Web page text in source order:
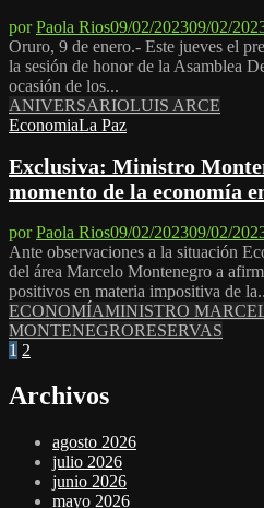
porPaola Rios09/02/202309/02/
Oruro, 9 de enero.- Este jueves el
la sesión de honor de la Asamblea
ocasión de los...
ANIVERSARIOLUIS ARCE
EconomiaLa Paz
Exclusiva: Ministro
momento de la economía
porPaola Rios09/02/202309/02/
Ante observaciones a la situación
del área Marcelo Montenegro a
positivos en materia impositiva de
ECONOMÍAMINISTRO
MONTENEGRORESERVAS
Paginación
de
entradas
1 2
Archivos
agosto 2026
julio 2026
junio 2026
mayo 2026